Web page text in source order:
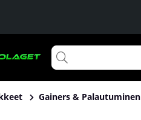
Gainers & Palautuminen